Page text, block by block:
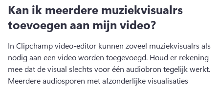
Kan ik meerdere muziekvisualrs
toevoegen aan mijn video?
In Clipchamp video-editor kunnen zoveel muziekvisualrs als
nodig aan een video worden toegevoegd. Houd er rekening
Meerdere audiosporen met afzonderlijke visualisaties